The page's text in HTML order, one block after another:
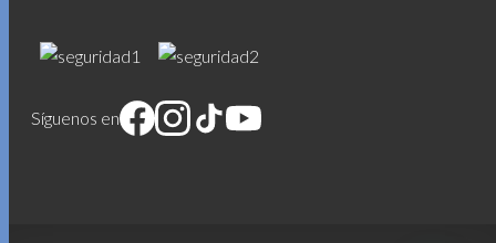
Síguenos en